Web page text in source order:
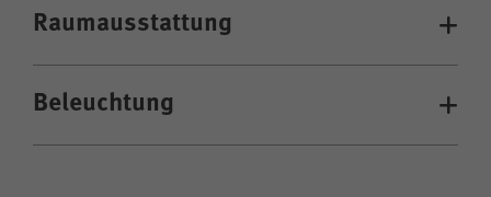
Raumausstattung
Beleuchtung